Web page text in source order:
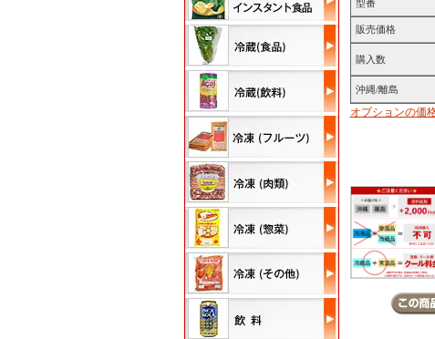
型番
販売価格
購入数
沖縄/離島
オプションの価